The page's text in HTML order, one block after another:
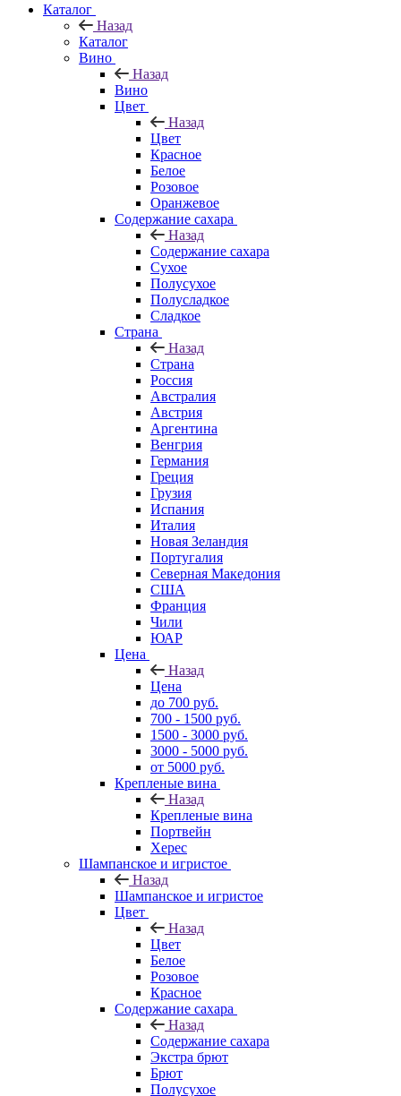
Каталог
Назад
Каталог
Вино
Назад
Вино
Цвет
Назад
Цвет
Красное
Белое
Розовое
Оранжевое
Содержание сахара
Назад
Содержание сахара
Сухое
Полусухое
Полусладкое
Сладкое
Страна
Назад
Страна
Россия
Австралия
Австрия
Аргентина
Венгрия
Германия
Греция
Грузия
Испания
Италия
Новая Зеландия
Португалия
Северная Македония
США
Франция
Чили
ЮАР
Цена
Назад
Цена
до 700 руб.
700 - 1500 руб.
1500 - 3000 руб.
3000 - 5000 руб.
от 5000 руб.
Крепленые вина
Назад
Крепленые вина
Портвейн
Херес
Шампанское и игристое
Назад
Шампанское и игристое
Цвет
Назад
Цвет
Белое
Розовое
Красное
Содержание сахара
Назад
Содержание сахара
Экстра брют
Брют
Полусухое